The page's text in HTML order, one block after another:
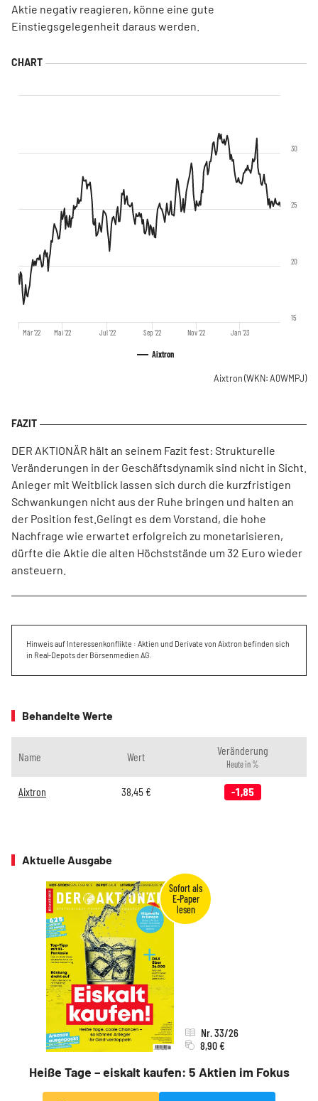
Aktie negativ reagieren, könne eine gute
Einstiegsgelegenheit daraus werden.
Aixtron
Mär '22 Mai '22 Jul '22 Sep '22 Nov '22 Jan '23
15
20
25
30
Aixtron (WKN: A0WMPJ)
DER AKTIONÄR hält an seinem Fazit fest: Strukturelle
Veränderungen in der Geschäftsdynamik sind nicht in Sicht.
Anleger mit Weitblick lassen sich durch die kurzfristigen
Schwankungen nicht aus der Ruhe bringen und halten an
der Position fest.Gelingt es dem Vorstand, die hohe
Nachfrage wie erwartet erfolgreich zu monetarisieren,
dürfte die Aktie die alten Höchststände um 32 Euro wieder
ansteuern.
Hinweis auf Interessenkonflikte : Aktien und Derivate von Aixtron befinden sich
in Real-Depots der Börsenmedien AG.
Behandelte Werte
Name Wert Veränderung
Heute in %
Aixtron 38,45€ -1,85
Aktuelle Ausgabe
Heiße Tage – eiskalt kaufen: 5 Aktien im Fokus
Nr. 33/26
8,90 €